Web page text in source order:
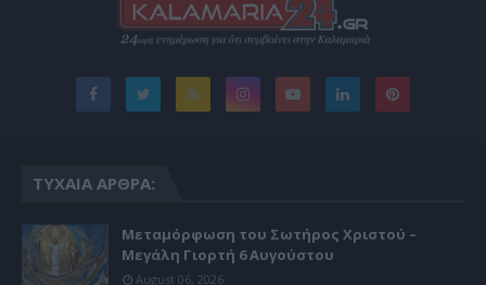
ΤΥΧΑΊΑ ΆΡΘΡΑ:
Μεταμόρφωση του Σωτήρος Χριστού –
Μεγάλη Γιορτή 6 Αυγούστου
August 06, 2026